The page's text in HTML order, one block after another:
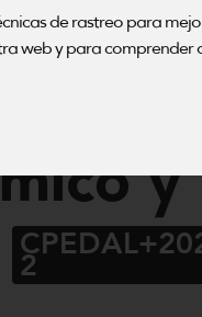
de rastreo para
web y para comprender
2